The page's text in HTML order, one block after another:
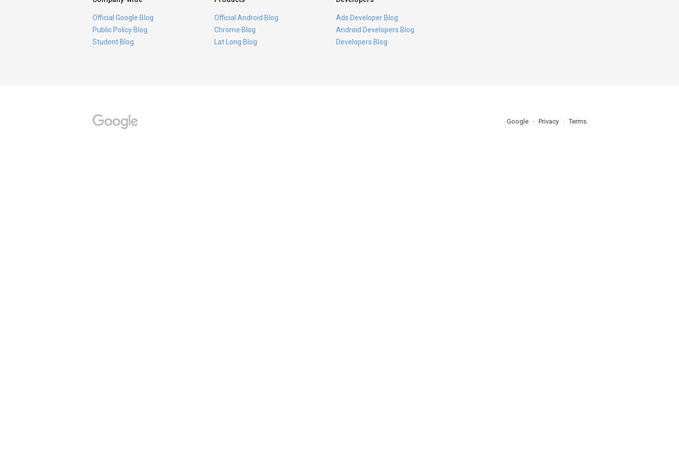
Official Google Blog
Public Policy Blog
Student Blog
Official Android Blog
Chrome Blog
Lat Long Blog
Ads Developer Blog
Android Developers Blog
Developers Blog
Google Privacy Terms